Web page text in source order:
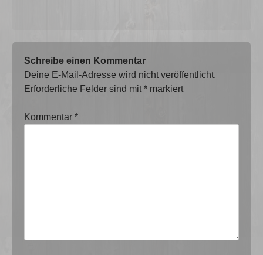
Schreibe einen Kommentar
Deine E-Mail-Adresse wird nicht veröffentlicht.
Erforderliche Felder sind mit* markiert
Kommentar*